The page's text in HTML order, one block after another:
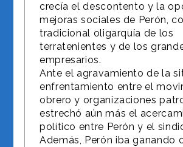
crecía el descontento y la
mejoras sociales de Perón,
tradicional oligarquía de los
terratenientes y de los
empresarios.
Ante el agravamiento de la
enfrentamiento entre el
obrero y organizaciones
estrechó aún más el
político entre Perón y el
Además, Perón iba ganando